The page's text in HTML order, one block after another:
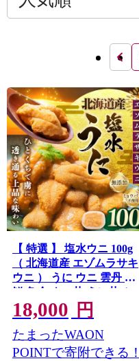
【 特選 】 塩水ウニ 100g
（ 北海道産 エゾムラサキ
ウニ ） うに ウニ 雲丹 海
鮮 魚介 ウニ丼 うに丼 ミョ
ウバン不使用 海産物 国産
【 2026年6月上旬～9月下
旬発送予定 】
18,000 円
たまったWAON
POINTで寄附できる！